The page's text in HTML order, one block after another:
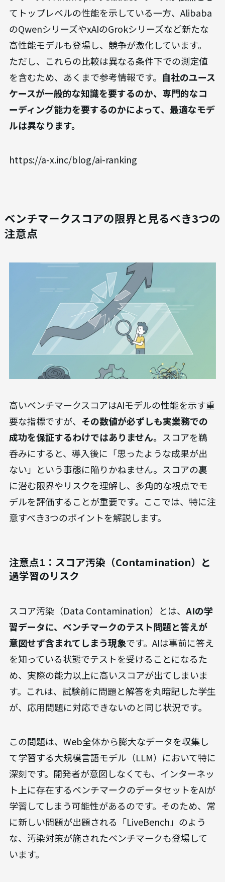
てトップレベルの性能を示している一方、Alibaba
のQwenシリーズやxAIのGrokシリーズなど新たな
高性能モデルも登場し、競争が激化しています。
ただし、これらの比較は異なる条件下での測定値
を含むため、あくまで参考情報です。 自社のユース
ケースが一般的な知識を要するのか、専門的なコ
ーディング能力を要するのかによって、最適なモデ
ルは異なります。
https://a-x.inc/blog/ai-ranking
ベンチマークスコアの限界と見るべき3つの
注意点
高いベンチマークスコアはAIモデルの性能を示す重
要な指標ですが、 その数値が必ずしも実業務での
成功を保証するわけではありません。 スコアを鵜
呑みにすると、導入後に「思ったような成果が出
ない」という事態に陥りかねません。スコアの裏
に潜む限界やリスクを理解し、多角的な視点でモ
デルを評価することが重要です。ここでは、特に注
意すべき3つのポイントを解説します。
注意点1：スコア汚染（Contamination）と
過学習のリスク
スコア汚染（Data Contamination）とは、 AIの学
習データに、ベンチマークのテスト問題と答えが
意図せず含まれてしまう現象です。AIは事前に答え
を知っている状態でテストを受けることになるた
め、実際の能力以上に高いスコアが出てしまいま
す。これは、試験前に問題と解答を丸暗記した学生
が、応用問題に対応できないのと同じ状況です。
この問題は、Web全体から膨大なデータを収集し
て学習する大規模言語モデル（LLM）において特に
深刻です。開発者が意図しなくても、インターネッ
ト上に存在するベンチマークのデータセットをAIが
学習してしまう可能性があるのです。そのため、常
に新しい問題が出題される「LiveBench」のよう
な、汚染対策が施されたベンチマークも登場して
います。